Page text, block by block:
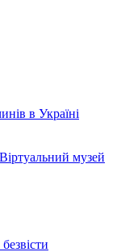
в Україні
музей